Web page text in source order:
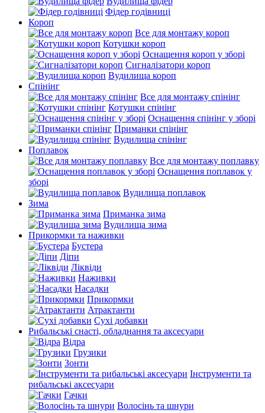
Фідер годівниці
Короп
Все для монтажу короп
Котушки короп
Оснащення короп у зборі
Сигналізатори короп
Вудилища короп
Спінінг
Все для монтажу спінінг
Котушки спінінг
Оснащення спінінг у зборі
Приманки спінінг
Вудилища спінінг
Поплавок
Все для монтажу поплавку
Оснащення поплавок у
зборі
Вудилища поплавок
Зима
Приманка зима
Вудилища зима
Прикормки та наживки
Бустера
Діпи
Ліквіди
Наживки
Насадки
Прикормки
Атрактанти
Сухі добавки
Рибальські снасті, обладнання та аксесуари
Відра
Грузики
Зонти
Інструменти та
рибальські аксесуари
Гачки
Волосінь та шнури